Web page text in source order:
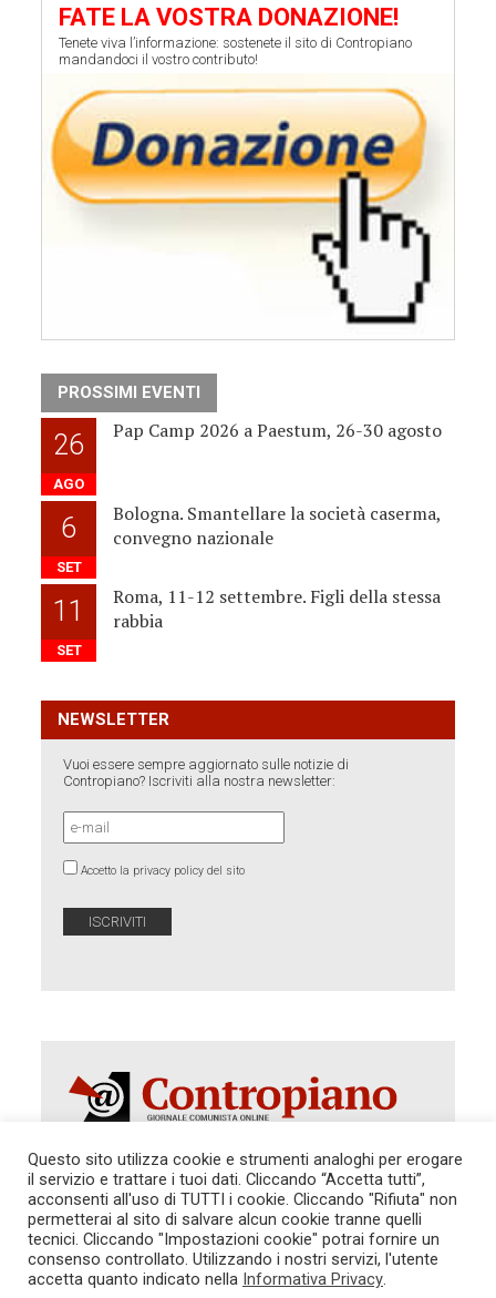
FATE LA VOSTRA DONAZIONE!
Tenete viva l’informazione: sostenete il sito di Contropiano
mandandoci il vostro contributo!
PROSSIMI EVENTI
26
AGO
Pap Camp 2026 a Paestum, 26-30 agosto
6
SET
Bologna. Smantellare la società caserma,
convegno nazionale
11
SET
Roma, 11-12 settembre. Figli della stessa
rabbia
NEWSLETTER
Vuoi essere sempre aggiornato sulle notizie di
Contropiano? Iscriviti alla nostra newsletter:
Accetto la privacy policy del sito
Autorizzazione del Tribunale di Roma 286 del 31
dicembre 2014. Direttore Responsabile: Sergio
Cararo. Indirizzo: V.Casalbruciato 27- sc. B - 00159
Tel. 06.640.122.19 -redazione@contropiano.org
Questo sito utilizza cookie e strumenti analoghi per erogare
il servizio e trattare i tuoi dati. Cliccando “Accetta tutti”,
acconsenti all'uso di TUTTI i cookie. Cliccando "Rifiuta" non
permetterai al sito di salvare alcun cookie tranne quelli
tecnici. Cliccando "Impostazioni cookie" potrai fornire un
consenso controllato. Utilizzando i nostri servizi, l'utente
accetta quanto indicato nella Informativa Privacy.